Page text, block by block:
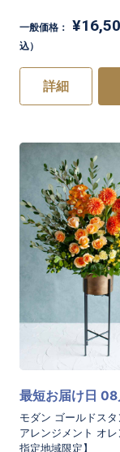
一般価格：
込）
詳細
モダン ゴールドス
アレンジメント オ
指定地域限定】
最短お届け日 08